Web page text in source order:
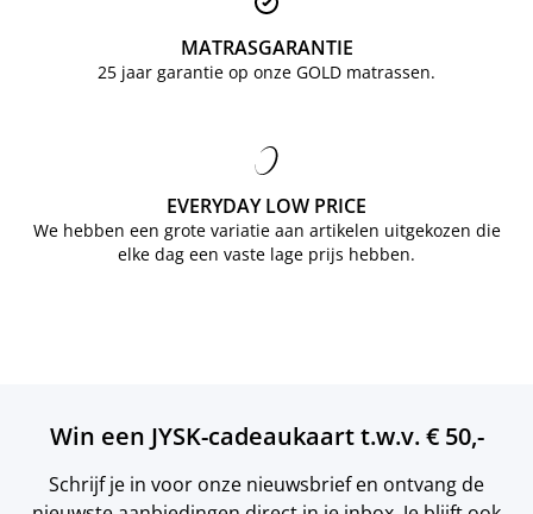
MATRASGARANTIE
25 jaar garantie op onze GOLD matrassen.
EVERYDAY LOW PRICE
We hebben een grote variatie aan artikelen uitgekozen die
elke dag een vaste lage prijs hebben.
Win een JYSK-cadeaukaart t.w.v. € 50,-
Schrijf je in voor onze nieuwsbrief en ontvang de